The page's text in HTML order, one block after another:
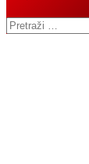
Pretraga: